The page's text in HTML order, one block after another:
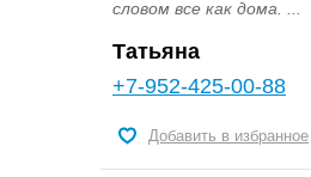
словом все как дома. ...
Татьяна
+7-952-425-00-88
Добавить в избранное